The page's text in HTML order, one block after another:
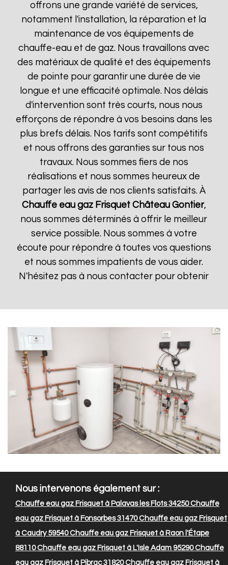
offrons une grande variété de services,
notamment l'installation, la réparation et la
maintenance de vos équipements de
chauffe-eau et de gaz. Nous travaillons avec
des matériaux de qualité et des équipements
de pointe pour garantir une durée de vie
longue et une efficacité optimale. Nos délais
d'intervention sont très courts, nous nous
efforçons de répondre à vos besoins dans les
plus brefs délais. Nos tarifs sont compétitifs
et nous offrons des garanties sur tous nos
travaux. Nous sommes fiers de nos
réalisations et nous sommes heureux de
partager les avis de nos clients satisfaits. À
Chauffe eau gaz Frisquet Château Gontier,
nous sommes déterminés à offrir le meilleur
service possible. Nous sommes à votre
écoute pour répondre à toutes vos questions
et nous sommes impatients de vous aider.
N'hésitez pas à nous contacter pour obtenir
Nous intervenons également sur :
Chauffe eau gaz Frisquet à Palavas les Flots 34250Chauffe
eau gaz Frisquet à Fonsorbes 31470Chauffe eau gaz Frisquet
à Caudry 59540Chauffe eau gaz Frisquet à Raon l'Étape
88110Chauffe eau gaz Frisquet à L'Isle Adam 95290Chauffe
eau gaz Frisquet à Pibrac 31820Chauffe eau gaz Frisquet à